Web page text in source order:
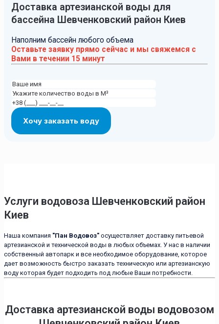
Доставка артезианской воды для
бассейна Шевченковский район Киев
Наполним бассейн любого объема
Оставьте заявку прямо сейчас и мы свяжемся с
Вами в течении 15 минут
Услуги водовоза Шевченковский район
Киев
Наша компания "Пан Водовоз" осуществляет доставку питьевой
артезианской и технической воды в любых объемах. У нас в наличии
собственный автопарк и все необходимое оборудование, которое
дает возможность быстро заказать техническую или артезианскую
воду которая будет подходить под любые Ваши потребности.
Доставка артезианской воды водовозом